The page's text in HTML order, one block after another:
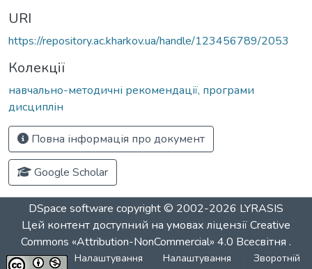
URI
https://repository.ac.kharkov.ua/handle/123456789/2053
Колекції
навчально-методичні рекомендації, програми
дисциплін
Повна інформація про документ
Google Scholar
DSpace software copyright © 2002-2026 LYRASIS
Цей контент доступний на умовах ліцензіїCreative
Commons «Attribution-NonCommercial» 4.0 Всесвітня .
Налаштування
Налаштування
Зворотній